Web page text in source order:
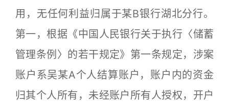
用，无任何利益归属于某B银行湖北分行。
第一，根据《中国人民银行关于执行〈储蓄
管理条例〉的若干规定》第一条规定，涉案
账户系吴某A个人结算账户，账户内的资金
归其个人所有，未经账户所有人授权，开户